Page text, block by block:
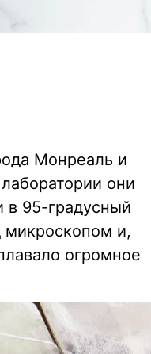
Монреаль и
они
в 95-градусный
микроскопом и,
огромное